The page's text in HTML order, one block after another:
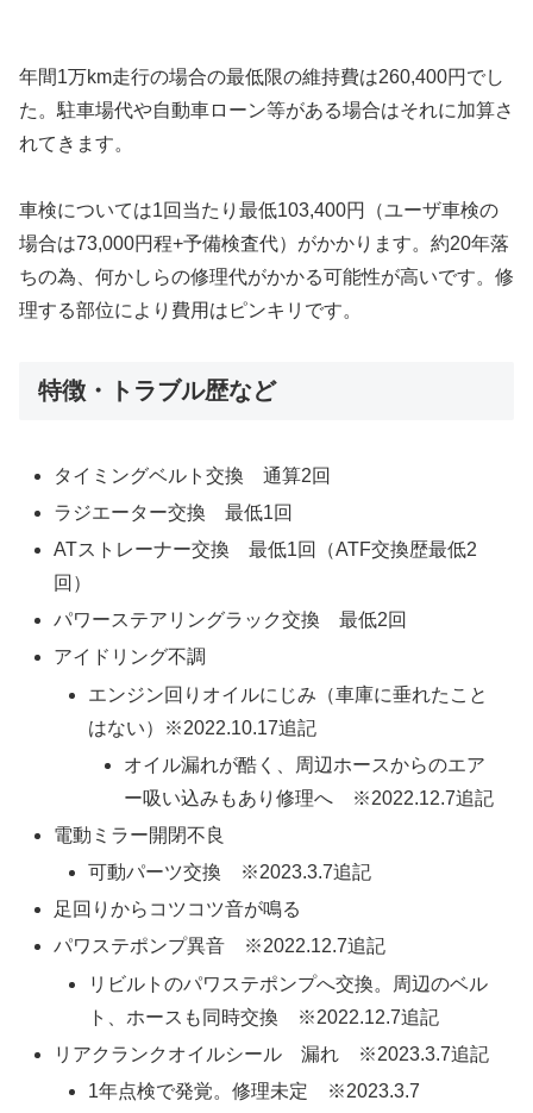
年間1万km走行の場合の最低限の維持費は260,400円でし
た。駐車場代や自動車ローン等がある場合はそれに加算さ
れてきます。
車検については1回当たり最低103,400円（ユーザ車検の
場合は73,000円程+予備検査代）がかかります。約20年落
ちの為、何かしらの修理代がかかる可能性が高いです。修
理する部位により費用はピンキリです。
特徴・トラブル歴など
タイミングベルト交換 通算2回
ラジエーター交換 最低1回
ATストレーナー交換 最低1回（ATF交換歴最低2
回）
パワーステアリングラック交換 最低2回
アイドリング不調
エンジン回りオイルにじみ（車庫に垂れたこと
はない）※2022.10.17追記
オイル漏れが酷く、周辺ホースからのエア
ー吸い込みもあり修理へ ※2022.12.7追記
電動ミラー開閉不良
可動パーツ交換 ※2023.3.7追記
足回りからコツコツ音が鳴る
パワステポンプ異音 ※2022.12.7追記
リビルトのパワステポンプへ交換。周辺のベル
ト、ホースも同時交換 ※2022.12.7追記
リアクランクオイルシール 漏れ ※2023.3.7追記
1年点検で発覚。修理未定 ※2023.3.7